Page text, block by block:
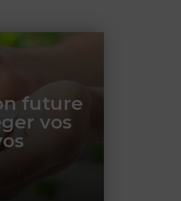
future
vos